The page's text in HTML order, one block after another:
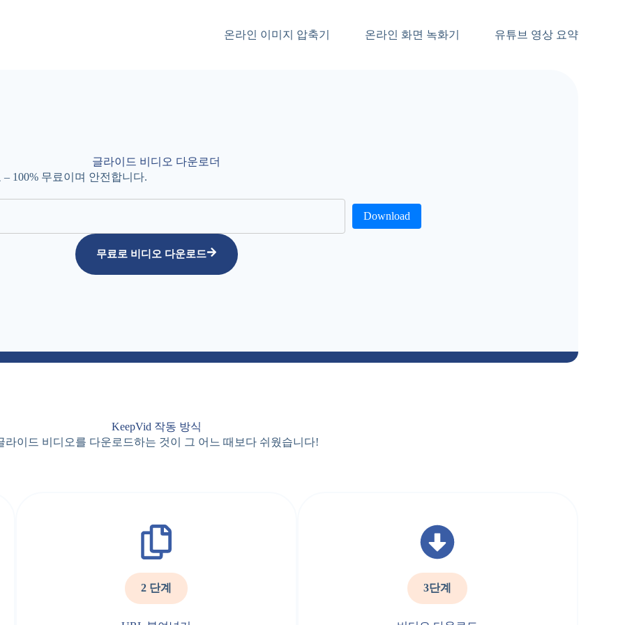
온라인 이미지 압축기 온라인 화면 녹화기 유튜브 영상 요약
글라이드 비디오 다운로더
100% 무료이며 안전합니다.
Download
무료로 비디오 다운로드
KeepVid 작동 방식
라이드 비디오를 다운로드하는 것이 그 어느 때보다 쉬웠습니다!
2 단계 3단계